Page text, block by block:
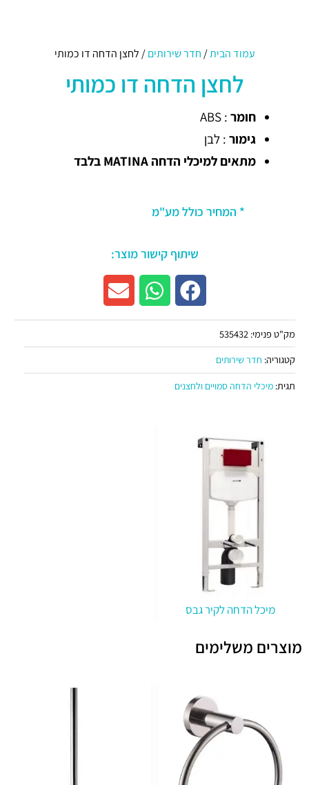
עמוד הבית/ חדר שירותים/ לחצן הדחה דו כמותי
לחצן הדחה דו כמותי
חומר : ABS
גימור : לבן
מתאים למיכלי הדחה MATINA בלבד
* המחיר כולל מע"מ
שיתוף קישור מוצר:
מק"ט פנימי: 535432
קטגוריה: חדר שירותים
תגית: מיכלי הדחה סמויים ולחצנים
מיכל הדחה לקיר גבס
מוצרים משלימים